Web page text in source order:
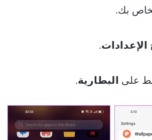
الإعدادات.
على البطارية.